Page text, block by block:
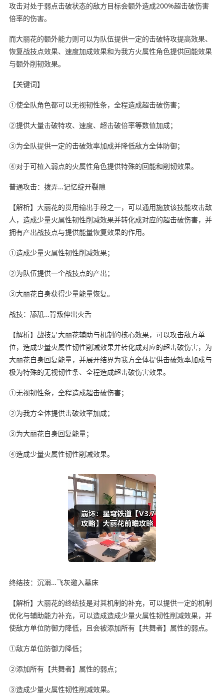
攻击对处于弱点击破状态的敌方目标会额外造成200%超击破伤害
倍率的伤害。
而大丽花的额外能力则可以为队伍提供一定的击破特攻提高效果、
恢复战技点效果、速度加成效果和为我方火属性角色提供回能效果
与额外削韧效果。
【关键词】
①使全队角色都可以无视韧性条，全程造成超击破伤害；
②提供大量击破特攻、速度、超击破倍率等数值加成；
③为全队提供一定的击破效率加成并降低敌方全体防御；
④对于可植入弱点的火属性角色提供特殊的回能和削韧效果。
普通攻击：拨弄…记忆绽开裂隙
【解析】大丽花的贯用输出手段之一，可以通用施放该技能攻击敌
人，造成少量火属性韧性削减效果并转化成对应的超击破伤害，并
拥有产出战技点与提供能量恢复效果的作用。
①造成少量火属性韧性削减效果；
②为队伍提供一个战技点的产出；
③大丽花自身获得少量能量恢复。
战技：舔舐…背叛伸出火舌
【解析】战技是大丽花辅助与机制的核心效果，可以攻击敌方单
位，造成少量火属性韧性削减效果并转化成对应的超击破伤害，为
大丽花自身回复能量，并展开结界为我方全体提供击破效率加成与
极为特殊的无视韧性条、全程造成超击破伤害效果。
①无视韧性条，全程造成超击破伤害；
②为我方全体提供击破效率加成；
③为大丽花自身回复能量；
④造成少量火属性韧性削减效果。
终结技：沉溺…飞灰邀入墓床
【解析】大丽花的终结技是对其机制的补充，可以提供一定的机制
优化与辅助能力补充，可以造成造成少量火属性韧性削减效果，并
使敌方单位防御力降低，且会被添加所有【共舞者】属性的弱点。
①敌方单位防御力降低；
②添加所有【共舞者】属性的弱点；
③造成少量火属性韧性削减效果。